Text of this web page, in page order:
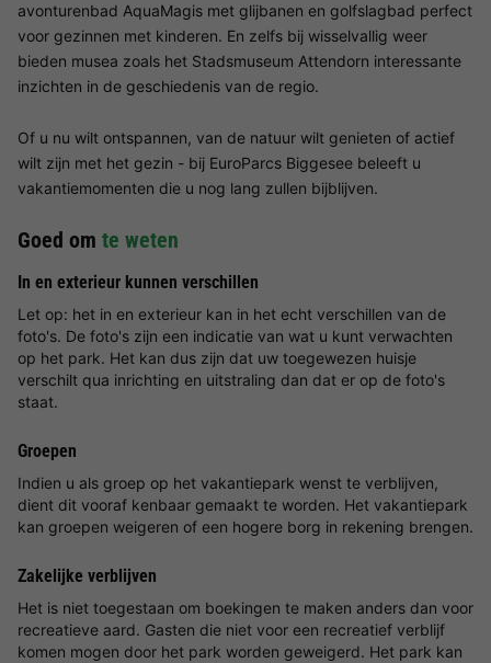
avonturenbad AquaMagis met glijbanen en golfslagbad perfect
voor gezinnen met kinderen. En zelfs bij wisselvallig weer
bieden musea zoals het Stadsmuseum Attendorn interessante
inzichten in de geschiedenis van de regio.
Of u nu wilt ontspannen, van de natuur wilt genieten of actief
wilt zijn met het gezin - bij EuroParcs Biggesee beleeft u
vakantiemomenten die u nog lang zullen bijblijven.
Goed om te weten
In en exterieur kunnen verschillen
Let op: het in en exterieur kan in het echt verschillen van de
foto's. De foto's zijn een indicatie van wat u kunt verwachten
op het park. Het kan dus zijn dat uw toegewezen huisje
verschilt qua inrichting en uitstraling dan dat er op de foto's
staat.
Groepen
Indien u als groep op het vakantiepark wenst te verblijven,
dient dit vooraf kenbaar gemaakt te worden. Het vakantiepark
kan groepen weigeren of een hogere borg in rekening brengen.
Zakelijke verblijven
Het is niet toegestaan om boekingen te maken anders dan voor
recreatieve aard. Gasten die niet voor een recreatief verblijf
komen mogen door het park worden geweigerd. Het park kan